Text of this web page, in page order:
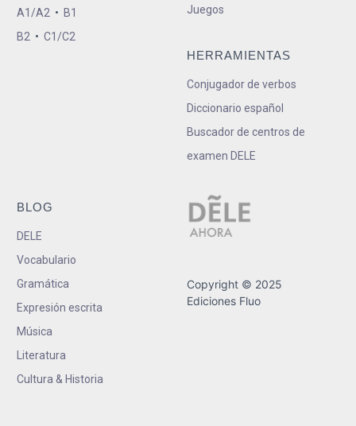
A1/A2 • B1
B2 • C1/C2
Juegos
HERRAMIENTAS
Conjugador de verbos
Diccionario español
Buscador de centros de
examen DELE
BLOG
DELE
Vocabulario
Gramática
Expresión escrita
Música
Literatura
Cultura & Historia
Copyright © 2025
Ediciones Fluo